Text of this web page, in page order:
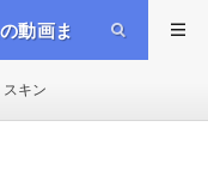
動画ま
スキン